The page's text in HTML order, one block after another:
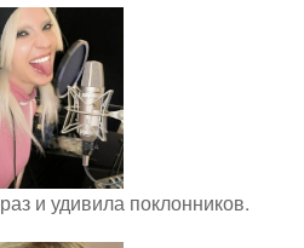
и удивила поклонников.